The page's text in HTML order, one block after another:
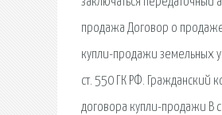
продажа Договор о
купли-продажи земельных
ст. 550 ГК РФ. Гражданский
договора купли-продажи В